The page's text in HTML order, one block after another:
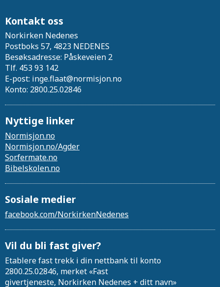
Kontakt oss
Norkirken Nedenes
Postboks 57, 4823 NEDENES
Besøksadresse: Påskeveien 2
Tlf. 453 93 142
E-post: inge.flaat@normisjon.no
Konto: 2800.25.02846
Nyttige linker
Normisjon.no
Normisjon.no/Agder
Sor.fermate.no
Bibelskolen.no
Sosiale medier
facebook.com/NorkirkenNedenes
Vil du bli fast giver?
Etablere fast trekk i din nettbank til konto
2800.25.02846, merket «Fast
givertjeneste, Norkirken Nedenes + ditt navn»